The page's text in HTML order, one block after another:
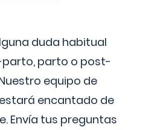
duda habitual
parto o post-
equipo de
encantado de
Envía tus preguntas